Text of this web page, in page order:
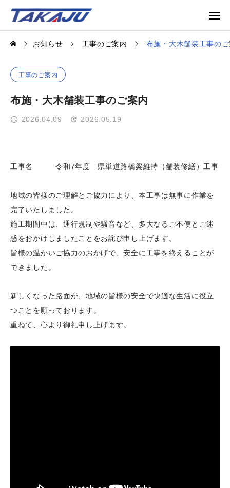
お知らせ 工事のご案内 布施・大木舗装工事の
工事のご案内
布施・大木舗装工事のご案内
2026.04.09 2026.05.19
工事名 令和7年度 県単道路橋梁維持（舗装修繕）工事
地域の皆様のご理解とご協力により、本工事は無事に作業を
完了いたしました。
施工期間中は、通行規制や騒音など、多大なるご不便とご迷
惑をおかけしましたことをお詫び申し上げます。
皆様の温かいご協力のおかげで、安全に工事を終えることが
できました。
新しくなった路面が、地域の皆様の安全で快適な生活に役立
つことを願っております。
重ねて、心より御礼申し上げます。